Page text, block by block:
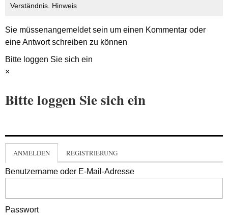
Verständnis. Hinweis
Sie müssenangemeldetsein um einen Kommentar oder
eine Antwort schreiben zu können
Bitte loggen Sie sich ein
×
Bitte loggen Sie sich ein
ANMELDEN REGISTRIERUNG
Benutzername oder E-Mail-Adresse
Passwort